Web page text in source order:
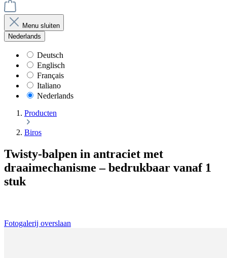
Menu sluiten
Nederlands
Deutsch
Englisch
Français
Italiano
Nederlands
Producten
Biros
Twisty-balpen in antraciet met
draaimechanisme – bedrukbaar vanaf 1
stuk
Fotogalerij overslaan